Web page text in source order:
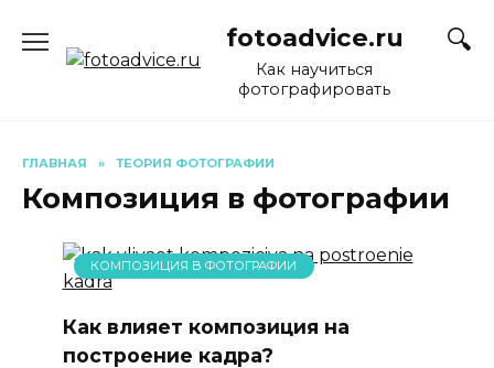
содержанию
fotoadvice.ru
Как научиться
фотографировать
ГЛАВНАЯ » ТЕОРИЯ ФОТОГРАФИИ
Композиция в фотографии
КОМПОЗИЦИЯ В ФОТОГРАФИИ
Как влияет композиция на
построение кадра?